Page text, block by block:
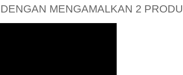
MENGAMALKAN 2